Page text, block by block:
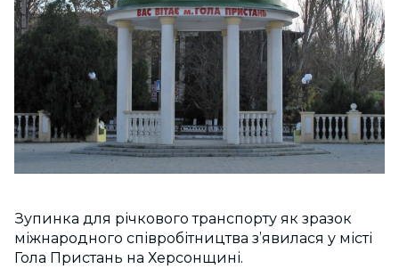
Зупинка для річкового транспорту як зразок
міжнародного співробітництва з’явилася у місті
Гола Пристань на Херсонщині.